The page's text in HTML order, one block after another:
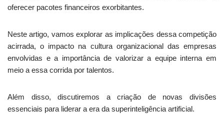
oferecer pacotes financeiros exorbitantes.
Neste artigo, vamos explorar as implicações dessa competição
acirrada, o impacto na cultura organizacional das empresas
envolvidas e a importância de valorizar a equipe interna em
meio a essa corrida por talentos.
Além disso, discutiremos a criação de novas divisões
essenciais para liderar a era da superinteligência artificial.